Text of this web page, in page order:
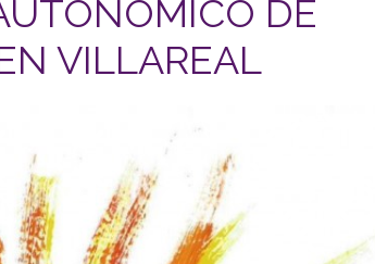
DE
VILLAREAL